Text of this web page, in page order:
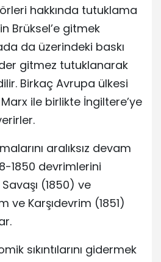
hakkında tutuklama
Brüksel’e gitmek
da üzerindeki baskı
gitmez tutuklanarak
Birkaç Avrupa ülkesi
ile birlikte İngiltere’ye
aralıksız devam
1850 devrimlerini
(1850) ve
ve Karşıdevrim (1851)
sıkıntılarını gidermek